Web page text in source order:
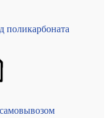
поликарбоната